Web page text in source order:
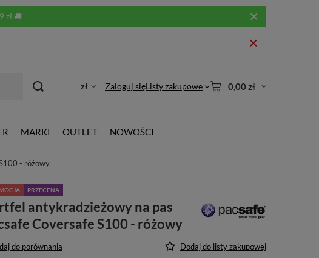
zł 🚚
zł Zaloguj sięListy zakupowe 0,00 zł
MARKI OUTLET NOWOŚCI
- różowy
PRZECENA
antykradzieżowy na pas
Coversafe S100 - różowy
do porównania
Dodaj do listy zakupowej